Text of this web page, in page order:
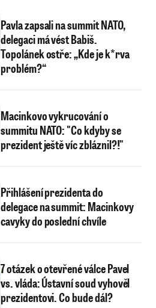
Pavla zapsali na summit NATO,
delegaci má vést Babiš.
Topolánek ostře: „Kde je k*rva
problém?“
Macinkovo vykrucování o
summitu NATO: "Co kdyby se
prezident ještě víc zbláznil?!"
Přihlášení prezidenta do
delegace na summit: Macinkovy
cavyky do poslední chvíle
7 otázek o otevřené válce Pavel
vs. vláda: Ústavní soud vyhověl
prezidentovi. Co bude dál?